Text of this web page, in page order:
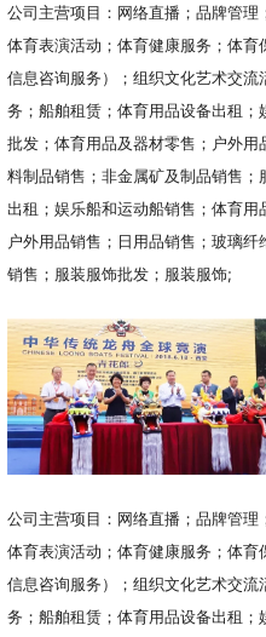
公司主营项目：网络直播；品牌管
体育表演活动；体育健康服务；体
信息咨询服务）；组织文化艺术交
务；船舶租赁；体育用品设备出租
批发；体育用品及器材零售；户外
料制品销售；非金属矿及制品销售
出租；娱乐船和运动船销售；体育用
户外用品销售；日用品销售；玻璃
销售；服装服饰批发；服装服饰;
公司主营项目：网络直播；品牌管
体育表演活动；体育健康服务；体
信息咨询服务）；组织文化艺术交
务；船舶租赁；体育用品设备出租